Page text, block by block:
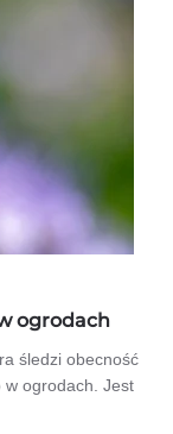
ogrodach
śledzi obecność
w ogrodach. Jest